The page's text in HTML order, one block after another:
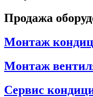
Продажа
Монтаж
Монтаж
Сервис